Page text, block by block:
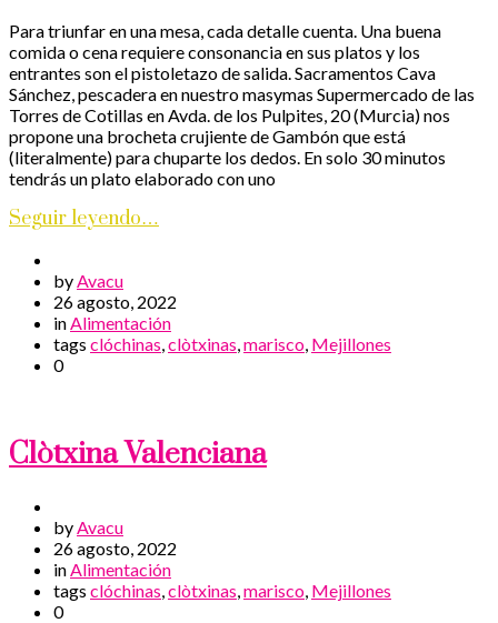
Para triunfar en una mesa, cada detalle cuenta. Una buena
comida o cena requiere consonancia en sus platos y los
entrantes son el pistoletazo de salida. Sacramentos Cava
Sánchez, pescadera en nuestro masymas Supermercado de las
Torres de Cotillas en Avda. de los Pulpites, 20 (Murcia) nos
propone una brocheta crujiente de Gambón que está
(literalmente) para chuparte los dedos. En solo 30 minutos
tendrás un plato elaborado con uno
Seguir leyendo…
byAvacu
26 agosto, 2022
inAlimentación
tags clóchinas,clòtxinas,marisco, Mejillones
0
Clòtxina Valenciana
by Avacu
26 agosto, 2022
in Alimentación
tags clóchinas clòtxinas marisco Mejillones
0